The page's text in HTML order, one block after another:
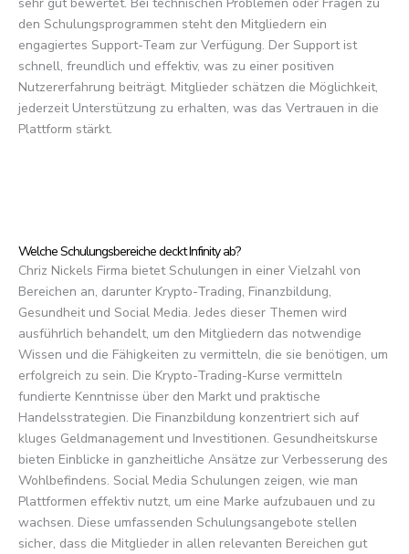
den Schulungsprogrammen steht den Mitgliedern ein
engagiertes Support-Team zur Verfügung. Der Support ist
schnell, freundlich und effektiv, was zu einer positiven
Nutzererfahrung beiträgt. Mitglieder schätzen die Möglichkeit,
jederzeit Unterstützung zu erhalten, was das Vertrauen in die
Plattform stärkt.
Welche Schulungsbereiche deckt Infinity ab?
Chriz Nickels Firma bietet Schulungen in einer Vielzahl von
Bereichen an, darunter Krypto-Trading, Finanzbildung,
Gesundheit und Social Media. Jedes dieser Themen wird
ausführlich behandelt, um den Mitgliedern das notwendige
Wissen und die Fähigkeiten zu vermitteln, die sie benötigen, um
erfolgreich zu sein. Die Krypto-Trading-Kurse vermitteln
fundierte Kenntnisse über den Markt und praktische
Handelsstrategien. Die Finanzbildung konzentriert sich auf
kluges Geldmanagement und Investitionen. Gesundheitskurse
bieten Einblicke in ganzheitliche Ansätze zur Verbesserung des
Wohlbefindens. Social Media Schulungen zeigen, wie man
Plattformen effektiv nutzt, um eine Marke aufzubauen und zu
wachsen. Diese umfassenden Schulungsangebote stellen
sicher, dass die Mitglieder in allen relevanten Bereichen gut